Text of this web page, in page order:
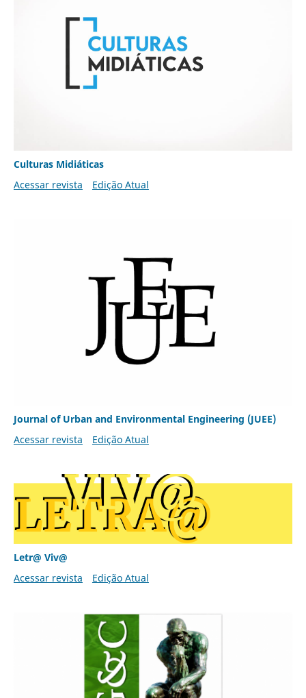
Culturas Midiáticas
Acessar revista
Edição Atual
Journal of Urban and Environmental Engineering (JUEE)
Acessar revista
Edição Atual
Letr@ Viv@
Acessar revista
Edição Atual